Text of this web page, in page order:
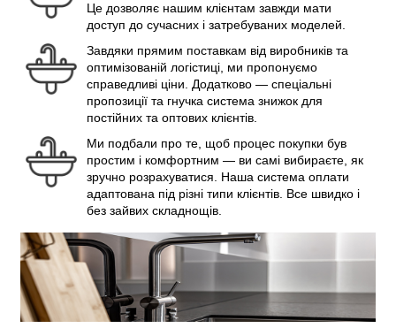
Це дозволяє нашим клієнтам завжди мати
доступ до сучасних і затребуваних моделей.
Завдяки прямим поставкам від виробників та
оптимізованій логістиці, ми пропонуємо
справедливі ціни. Додатково — спеціальні
пропозиції та гнучка система знижок для
постійних та оптових клієнтів.
Ми подбали про те, щоб процес покупки був
простим і комфортним — ви самі вибираєте, як
зручно розрахуватися. Наша система оплати
адаптована під різні типи клієнтів. Все швидко і
без зайвих складнощів.